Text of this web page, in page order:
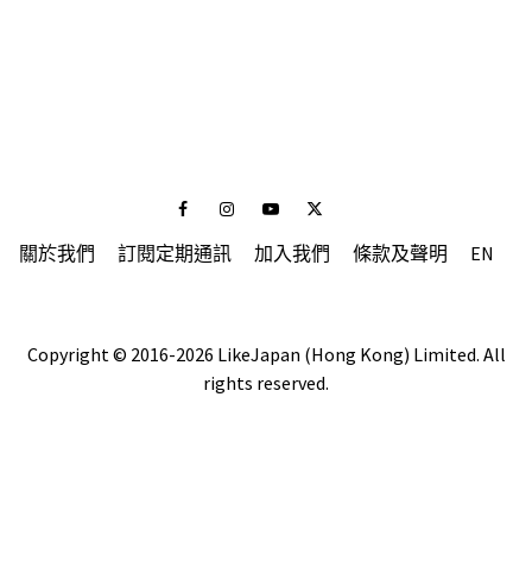
FacebookInstagramYoutubeTwitter
關於我們 訂閱定期通訊 加入我們 條款及聲明 EN
Copyright © 2016-2026 LikeJapan (Hong Kong) Limited. All
rights reserved.